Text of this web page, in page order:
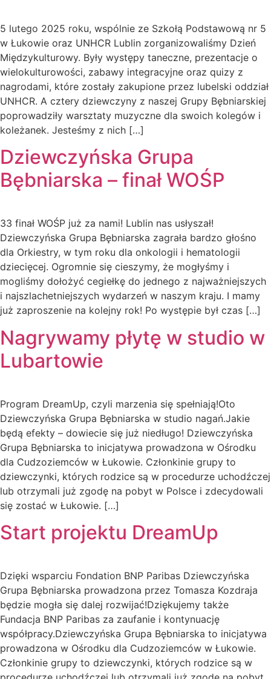
5 lutego 2025 roku, wspólnie ze Szkołą Podstawową nr 5
w Łukowie oraz UNHCR Lublin zorganizowaliśmy Dzień
Międzykulturowy. Były występy taneczne, prezentacje o
wielokulturowości, zabawy integracyjne oraz quizy z
nagrodami, które zostały zakupione przez lubelski oddział
UNHCR. A cztery dziewczyny z naszej Grupy Bębniarskiej
poprowadziły warsztaty muzyczne dla swoich kolegów i
koleżanek. Jesteśmy z nich […]
Dziewczyńska Grupa
Bębniarska – finał WOŚP
33 finał WOŚP już za nami! Lublin nas usłyszał!
Dziewczyńska Grupa Bębniarska zagrała bardzo głośno
dla Orkiestry, w tym roku dla onkologii i hematologii
dziecięcej. Ogromnie się cieszymy, że mogłyśmy i
mogliśmy dołożyć cegiełkę do jednego z najważniejszych
i najszlachetniejszych wydarzeń w naszym kraju. I mamy
już zaproszenie na kolejny rok! Po występie był czas […]
Nagrywamy płytę w studio w
Lubartowie
Program DreamUp, czyli marzenia się spełniają!Oto
Dziewczyńska Grupa Bębniarska w studio nagań.Jakie
będą efekty – dowiecie się już niedługo! Dziewczyńska
Grupa Bębniarska to inicjatywa prowadzona w Ośrodku
dla Cudzoziemców w Łukowie. Członkinie grupy to
dziewczynki, których rodzice są w procedurze uchodźczej
lub otrzymali już zgodę na pobyt w Polsce i zdecydowali
się zostać w Łukowie. […]
Start projektu DreamUp
Dzięki wsparciu Fondation BNP Paribas Dziewczyńska
Grupa Bębniarska prowadzona przez Tomasza Kozdraja
będzie mogła się dalej rozwijać!Dziękujemy także
Fundacja BNP Paribas za zaufanie i kontynuację
współpracy.Dziewczyńska Grupa Bębniarska to inicjatywa
prowadzona w Ośrodku dla Cudzoziemców w Łukowie.
Członkinie grupy to dziewczynki, których rodzice są w